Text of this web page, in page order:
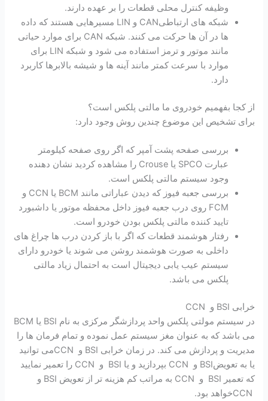
وظیفه کنترل محلی قطعات را بر عهده دارند.
شبکه های ارتباطیCAN و LIN مسیرهایی هستند که داده
ها در آن ها حرکت می کنند. شبکه CAN برای موارد حیاتی
مانند موتور و ترمز استفاده می شود و شبکه LIN برای
موارد با سرعت کمتر مانند آینه ها و شیشه بالابرها کاربرد
دارد.
از کجا بفهمیم خودروی ما مالتی پلکس است؟
برای تشخیص این موضوع چندین روش وجود دارد:
بررسی صفحه پشت آمپر که اگر روی صفحه کیلومتر
عبارت SPCO یا Crouse را مشاهده کردید نشان دهنده
وجود سیستم مالتی پلکس است.
بررسی جعبه فیوز که دیدن عباراتی مانند BCM یا CCN و
FCM روی درب جعبه فیوز داخل محفظه موتور یا داشبورد
تایید کننده مالتی پلکس بودن خودرو است.
رفتار هوشمند قطعات که اگر با باز کردن درب ها چراغ های
داخلی به صورت هوشمند روشن می شوند یا خودرو دارای
سیستم عیب یابی دیجیتال است به احتمال زیاد مالتی
پلکس می باشد.
خرابی BSI و CCN
در سیستم مولتی پلکس واحد پردازشگر مرکزی به نام BSI یا BCM
می باشد که به عنوان مغز سیستم عمل نموده و تمام فرمان ها را
مدیریت و پردازش می کند. در زمان خرابی BSI و CCNمی توانید
یا به تعویضBSI و CCN بپردازید و یا BSI و CCN را تعمیر نمایید
که تعمیر BSI و CCN به مراتب کم هزینه تر از تعویض BSI و